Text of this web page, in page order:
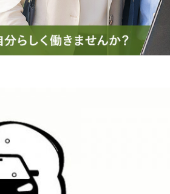
活躍する時代がやってき